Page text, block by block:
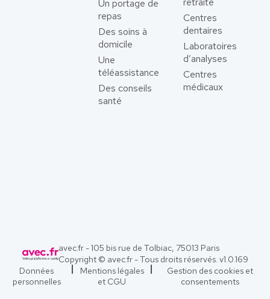
Un portage de
repas
Des soins à
domicile
Une
téléassistance
Des conseils
santé
Centres
dentaires
Laboratoires
d’analyses
Centres
médicaux
avec.fr - 105 bis rue de Tolbiac, 75013 Paris
Copyright © avec.fr - Tous droits réservés. v1.0.169
Données
personnelles
Mentions légales
et CGU
Gestion des cookies et
consentements